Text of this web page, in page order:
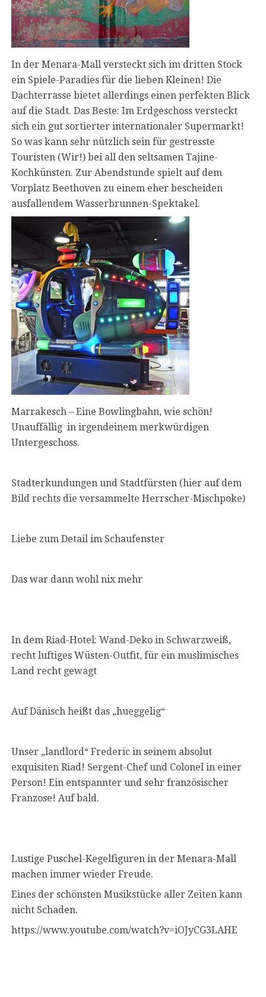
In der Menara-Mall versteckt sich im dritten Stock
ein Spiele-Paradies für die lieben Kleinen! Die
Dachterrasse bietet allerdings einen perfekten Blick
auf die Stadt. Das Beste: Im Erdgeschoss versteckt
sich ein gut sortierter internationaler Supermarkt!
So was kann sehr nützlich sein für gestresste
Touristen (Wir!) bei all den seltsamen Tajine-
Kochkünsten. Zur Abendstunde spielt auf dem
Vorplatz Beethoven zu einem eher bescheiden
ausfallendem Wasserbrunnen-Spektakel.
Marrakesch – Eine Bowlingbahn, wie schön!
Unauffällig in irgendeinem merkwürdigen
Untergeschoss.
Stadterkundungen und Stadtfürsten (hier auf dem
Bild rechts die versammelte Herrscher-Mischpoke)
Liebe zum Detail im Schaufenster
Das war dann wohl nix mehr
In dem Riad-Hotel: Wand-Deko in Schwarzweiß,
recht luftiges Wüsten-Outfit, für ein muslimisches
Land recht gewagt
Auf Dänisch heißt das „hueggelig“
Unser „landlord“ Frederic in seinem absolut
exquisiten Riad! Sergent-Chef und Colonel in einer
Person! Ein entspannter und sehr französischer
Franzose! Auf bald.
Lustige Puschel-Kegelfiguren in der Menara-Mall
machen immer wieder Freude.
Eines der schönsten Musikstücke aller Zeiten kann
nicht Schaden.
https://www.youtube.com/watch?v=iOJyCG3LAHE